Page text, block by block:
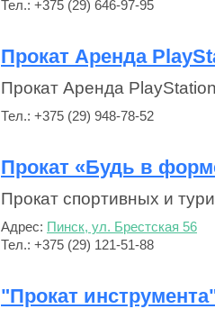
Тел.: +375 (29) 646-97-95
Прокат Аренда
Прокат Аренда
Тел.: +375 (29) 948-78-52
Прокат «Будь в
Прокат спортивных и
Адрес: Пинск, ул. Брестская 56
Тел.: +375 (29) 121-51-88
"Прокат